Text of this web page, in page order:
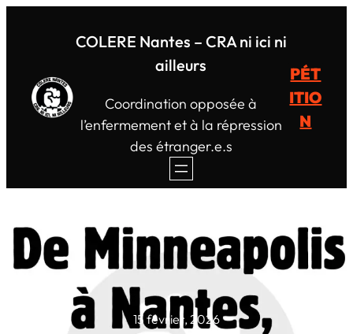
COLERE Nantes – CRA ni ici ni
ailleurs
Coordination opposée à
l’enfermement et à la répression
des étranger.e.s
PÉT
ITIO
N
15 février, 2026